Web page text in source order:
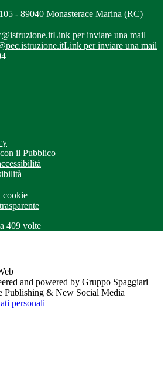
- 89040 Monasterace Marina (RC)
Link per inviare una mail
Link per inviare una mail
il Pubblico
cookie
409 volte
and powered by Gruppo Spaggiari
Publishing & New Social Media
personali